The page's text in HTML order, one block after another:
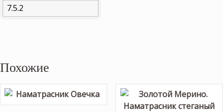
Похожие